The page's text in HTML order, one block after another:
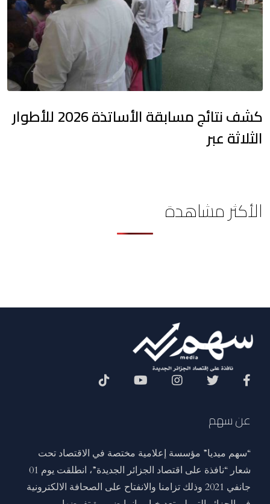
كشف نتائج مسابقة الأساتذة 2026 للأطوار
الثلاثة عبر
الأكثر مشاهدة
عن سهم
“سهم ميديا” مؤسسة إعلامية مختصة في الاقتصاد تحت
شعار “نافذة على اقتصاد الجزائر الجديدة”، انطلقت يوم 01
جانفي 2021 وذلك تزامنا والانفتاح على الصحافة الالكترونية